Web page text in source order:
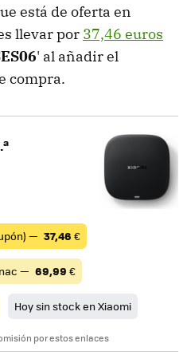
está de oferta en
llevar por 37,46 euros
' al añadir el
compra.
— 37,46 €
— 69,99 €
Hoy sin stock en Xiaomi
por estos enlaces